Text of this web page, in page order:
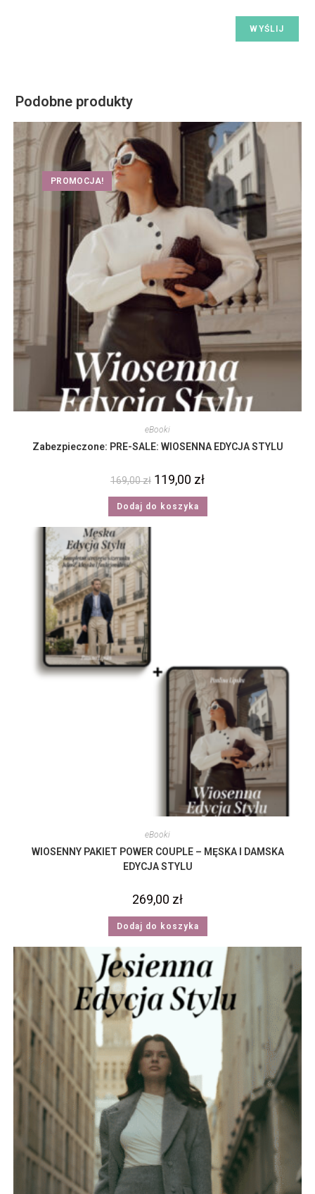
Podobne produkty
PROMOCJA!
eBooki
Zabezpieczone: PRE-SALE: WIOSENNA EDYCJA STYLU
169,00zł 119,00 zł
Dodaj do koszyka
eBooki
WIOSENNY PAKIET POWER COUPLE – MĘSKA I DAMSKA
EDYCJA STYLU
269,00 zł
Dodaj do koszyka